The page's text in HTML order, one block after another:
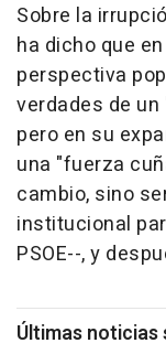
Sobre la
ha dicho que
perspectiva
verdades de
pero en su
una "fuerza
cambio, sino
institucional
PSOE--, y
Últimas